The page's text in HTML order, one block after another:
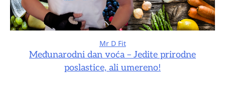
Mr D Fit
Međunarodni dan voća – Jedite prirodne
poslastice, ali umereno!